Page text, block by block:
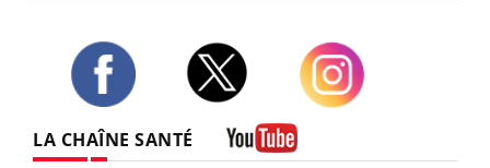
LA CHAÎNE SANTÉ